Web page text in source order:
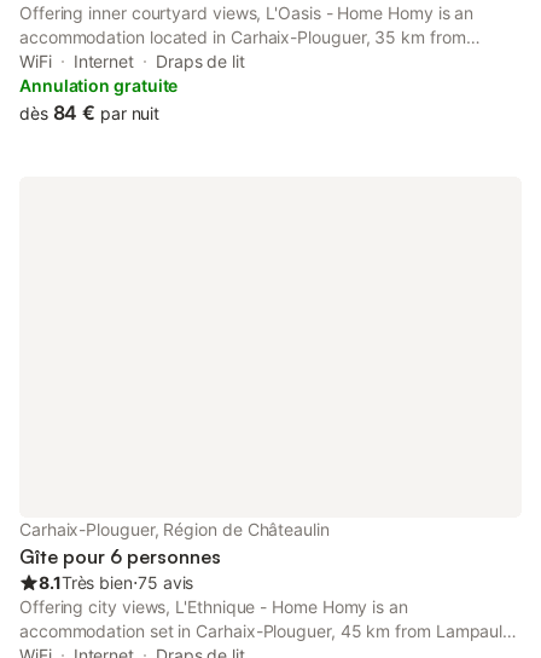
Offering inner courtyard views, L'Oasis - Home Homy is an
accommodation located in Carhaix-Plouguer, 35 km from
Pleyben Parish Close and 45 km from Lampaul-Guimiliau Parish
Close.
WiFi Internet
Draps de lit
Annulation gratuite
dès 84 € par nuit
Carhaix-Plouguer, Région de Châteaulin
Gîte pour 6 personnes
8.1Très bien⋅75 avis
Offering city views, L'Ethnique - Home Homy is an
accommodation set in Carhaix-Plouguer, 45 km from Lampaul-